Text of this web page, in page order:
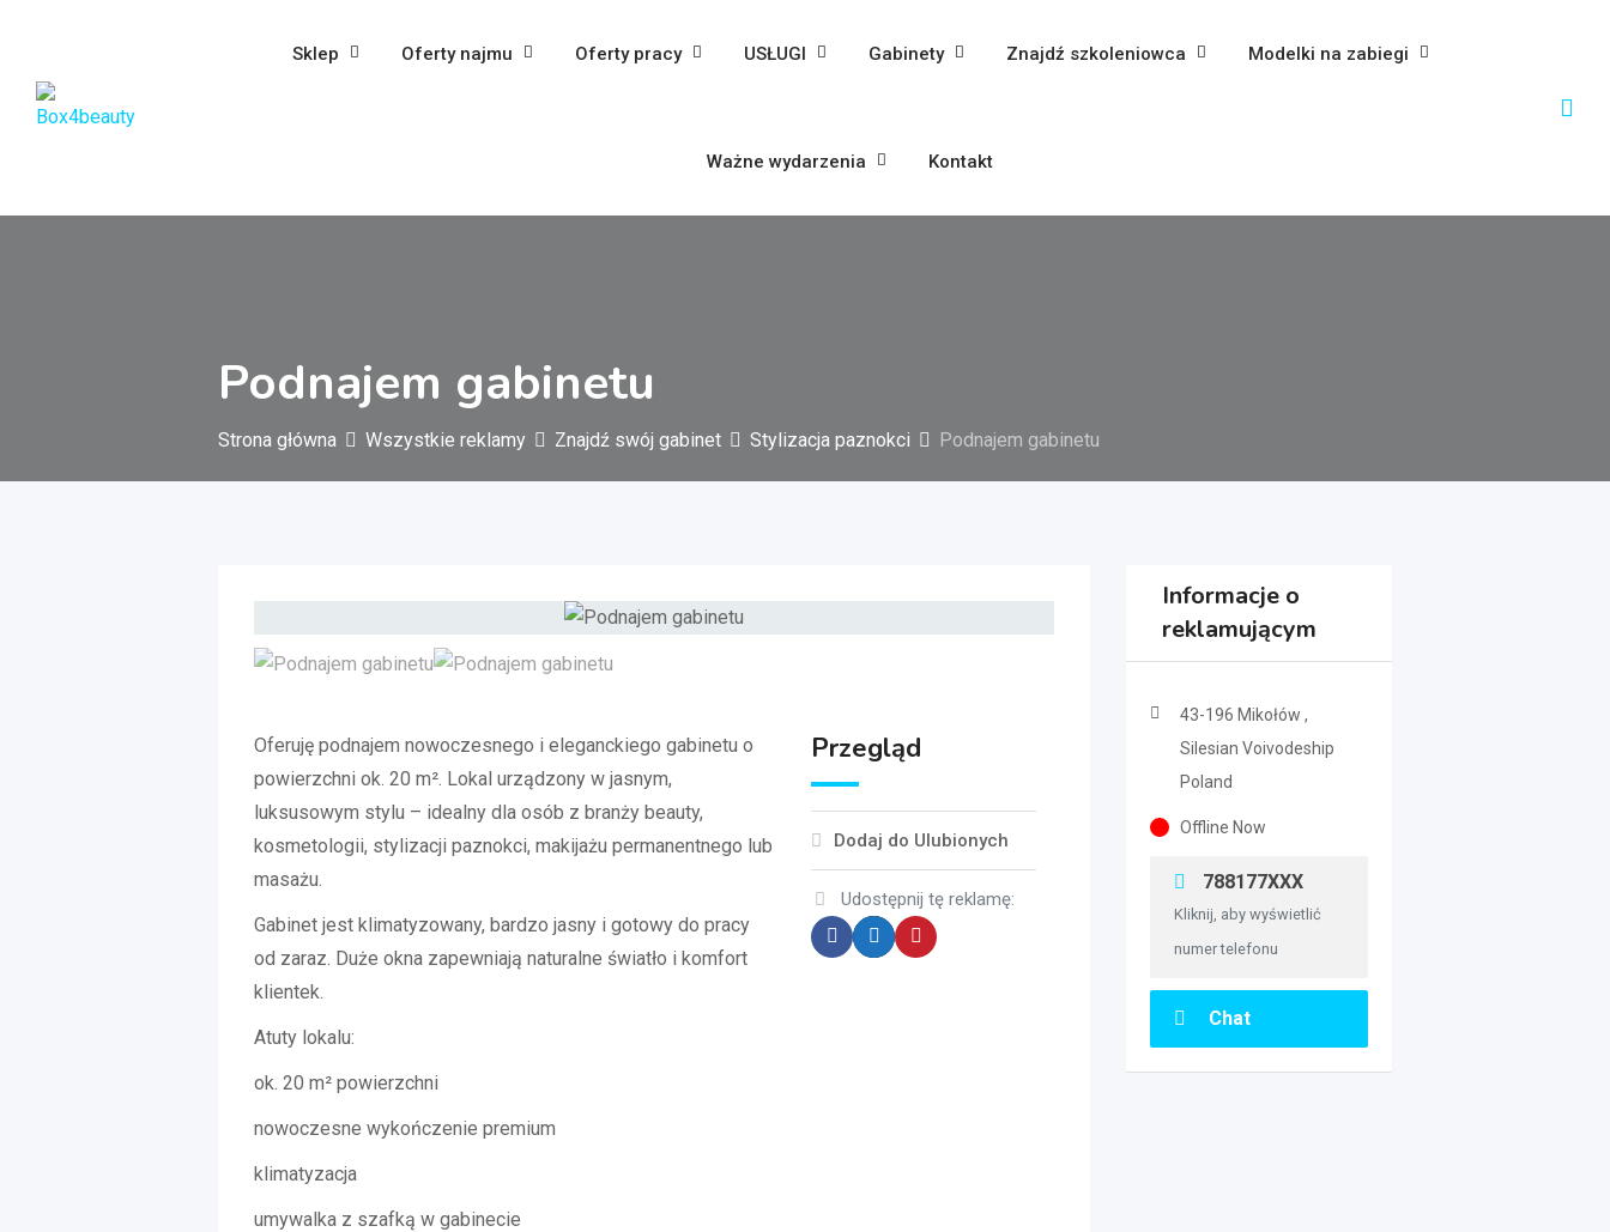
treści
Sklep Oferty najmu Oferty pracy USŁUGI Gabinety Znajdź szkoleniowca Modelki na zabiegi
Ważne wydarzenia Kontakt
Podnajem gabinetu
Strona główna Wszystkie reklamy Znajdź swój gabinet Stylizacja paznokci Podnajem gabinetu
Oferuję podnajem nowoczesnego i eleganckiego gabinetu o
powierzchni ok. 20 m². Lokal urządzony w jasnym,
luksusowym stylu – idealny dla osób z branży beauty,
kosmetologii, stylizacji paznokci, makijażu permanentnego lub
masażu.
Gabinet jest klimatyzowany, bardzo jasny i gotowy do pracy
od zaraz. Duże okna zapewniają naturalne światło i komfort
klientek.
Atuty lokalu:
ok. 20 m² powierzchni
nowoczesne wykończenie premium
klimatyzacja
umywalka z szafką w gabinecie
Przegląd
Dodaj do Ulubionych
Udostępnij tę reklamę:
Informacje o
reklamującym
43-196 Mikołów ,
Silesian Voivodeship
Poland
Offline Now
788177XXX
Kliknij, aby wyświetlić
numer telefonu
Chat